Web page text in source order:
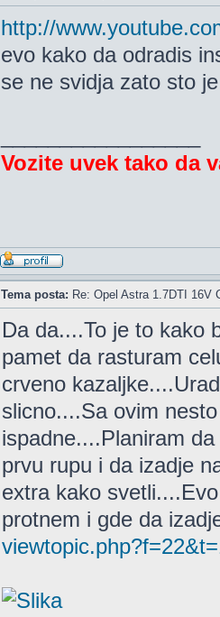
http://
evo kako da odradis
se ne svidja zato sto
Vozite uvek tako da
Tema posta: Re: Opel Astra 1.7DTI 16V
Da da....To je to kako
pamet da rasturam
crveno
slicno....Sa ovim
ispadne....Planiram
prvu rupu i da izadje
extra kako
protnem i gde da